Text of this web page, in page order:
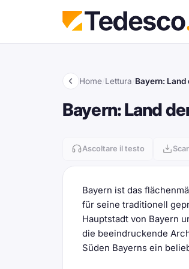
Home Lettura Bayern:
Bayern: Land
Ascoltare il testo
Bayern ist das
für seine traditionell
Hauptstadt von Bayern
die beeindruckende
Süden Bayerns ein